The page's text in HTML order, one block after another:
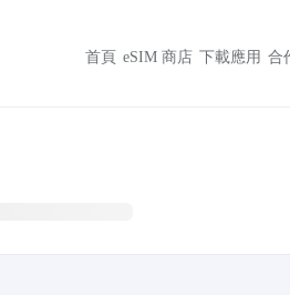
首頁 eSIM 商店 下載應用 合